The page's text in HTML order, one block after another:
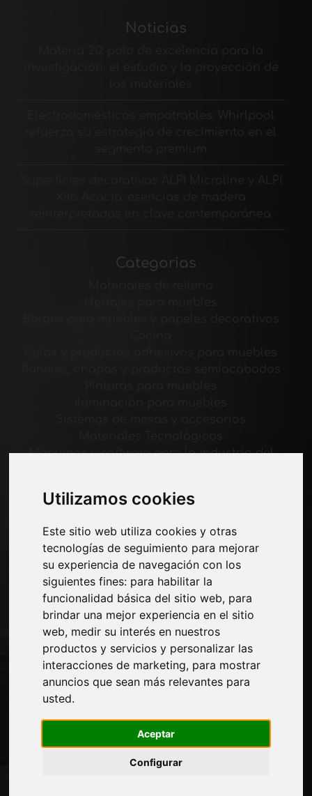
Utilizamos cookies
Este sitio web utiliza cookies y otras
tecnologías de seguimiento para mejorar
su experiencia de navegación con los
siguientes fines: para habilitar la
funcionalidad básica del sitio web, para
brindar una mejor experiencia en el sitio
web, medir su interés en nuestros
productos y servicios y personalizar las
interacciones de marketing, para mostrar
anuncios que sean más relevantes para
usted.
Aceptar
Configurar
Noticias
Categorias
Máquinas y software para la industria del
Paginas
Quienes somos
Corte-comercial
Contactos
Exposiciones
Journal
Presentarte
Privacidad
Mapa del sitio
No se pierda las últimas noticias del sector,
las novedades de las empresas, los